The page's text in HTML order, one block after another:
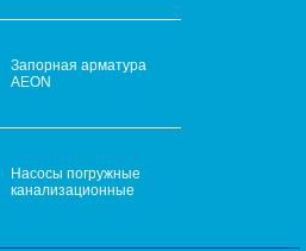
Запорная арматура
AEON
Насосы погружные
канализационные